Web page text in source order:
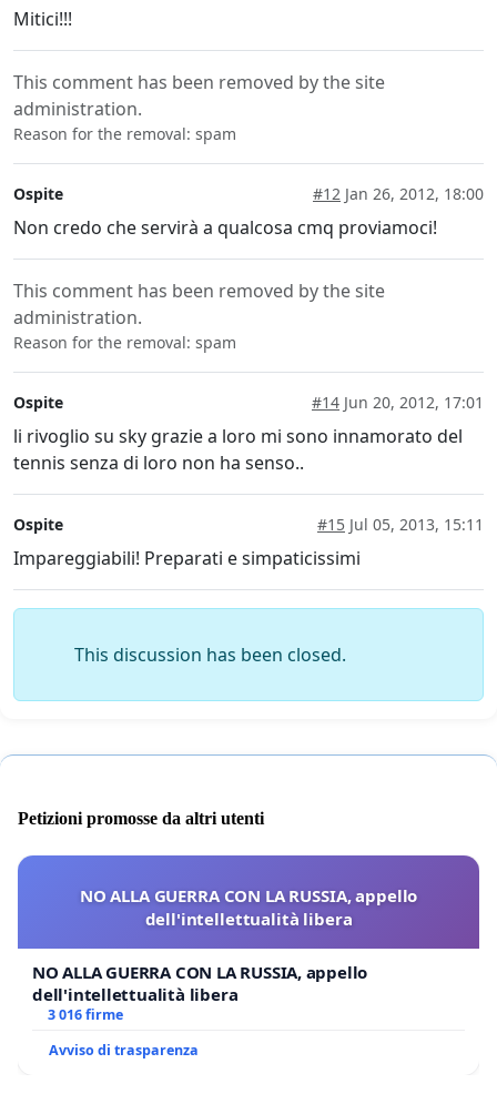
Mitici!!!
This comment has been removed by the site
administration.
Reason for the removal: spam
Ospite #12 Jan 26, 2012, 18:00
Non credo che servirà a qualcosa cmq proviamoci!
This comment has been removed by the site
administration.
Reason for the removal: spam
Ospite #14 Jun 20, 2012, 17:01
li rivoglio su sky grazie a loro mi sono innamorato del
tennis senza di loro non ha senso..
Ospite #15 Jul 05, 2013, 15:11
Impareggiabili! Preparati e simpaticissimi
This discussion has been closed.
Petizioni promosse da altri utenti
NO ALLA GUERRA CON LA RUSSIA, appello
dell'intellettualità libera
NO ALLA GUERRA CON LA RUSSIA, appello
dell'intellettualità libera
3 016 firme
Avviso di trasparenza